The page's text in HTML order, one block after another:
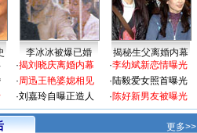
李冰冰被爆已婚
揭秘生父离婚内幕
·揭刘晓庆离婚内幕
·周迅王艳婆媳相见
·刘嘉玲自曝正造人
·李幼斌新恋情曝光
·陆毅爱女照首曝光
·陈好新男友被曝光
更多>>